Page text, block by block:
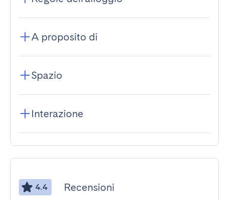
A proposito di
Spazio
Interazione
4.4 Recensioni